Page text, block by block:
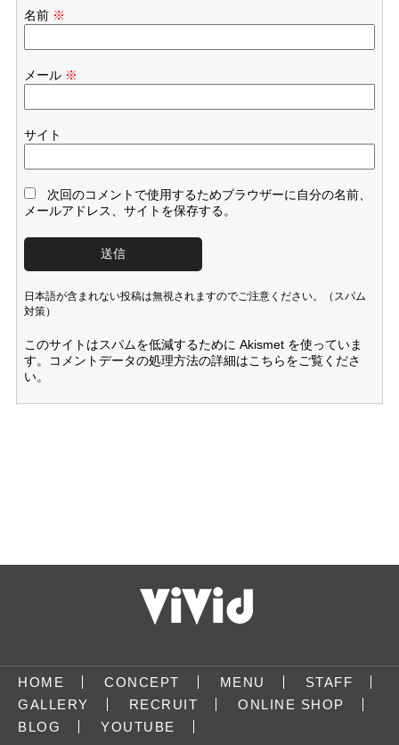
名前 ※
メール ※
サイト
次回のコメントで使用するためブラウザーに自分の名前、
メールアドレス、サイトを保存する。
日本語が含まれない投稿は無視されますのでご注意ください。（スパム
対策）
このサイトはスパムを低減するために Akismet を使っていま
す。
コメントデータの処理方法の詳細はこちらをご覧くださ
い。
HOME CONCEPT MENU
STAFF
GALLERY
RECRUIT
ONLINE SHOP
BLOG
YOUTUBE